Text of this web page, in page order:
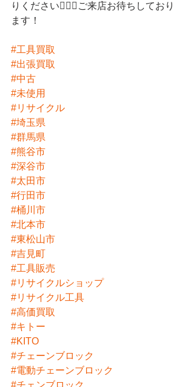
りください💁🏻‍♀️ご来店お待ちしており
ます！
#工具買取
#出張買取
#中古
#未使用
#リサイクル
#埼玉県
#群馬県
#熊谷市
#深谷市
#太田市
#行田市
#桶川市
#北本市
#東松山市
#吉見町
#工具販売
#リサイクルショップ
#リサイクル工具
#高価買取
#キトー
#KITO
#チェーンブロック
#電動チェーンブロック